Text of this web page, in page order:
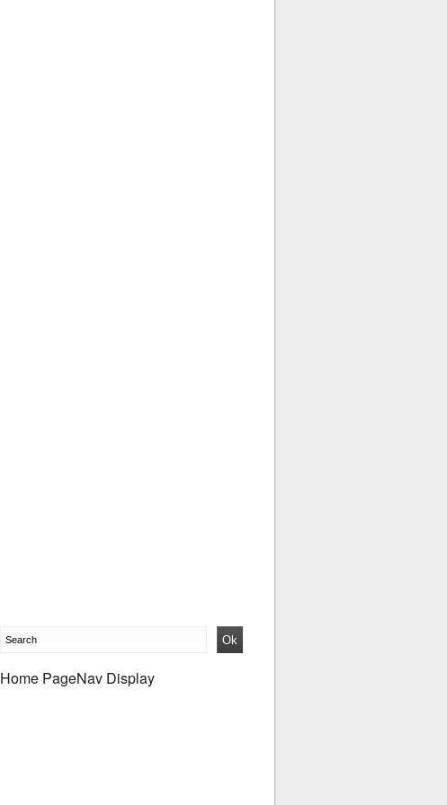
Home PageNav Display